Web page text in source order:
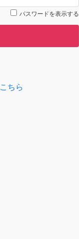
パスワードを表示する
こちら